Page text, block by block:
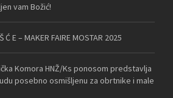
vam Božić!
Ć E – MAKER FAIRE MOSTAR 2025
Komora HNŽ/Ks ponosom predstavlja
posebno osmišljenu za obrtnike i male